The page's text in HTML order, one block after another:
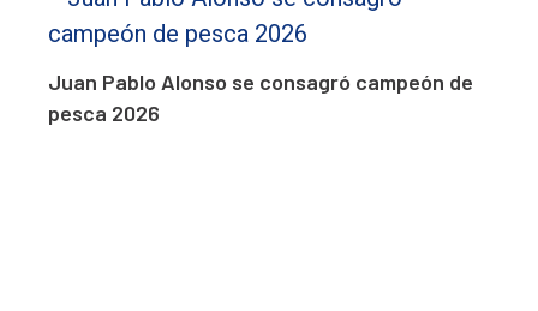
Juan Pablo Alonso se consagró campeón de
pesca 2026